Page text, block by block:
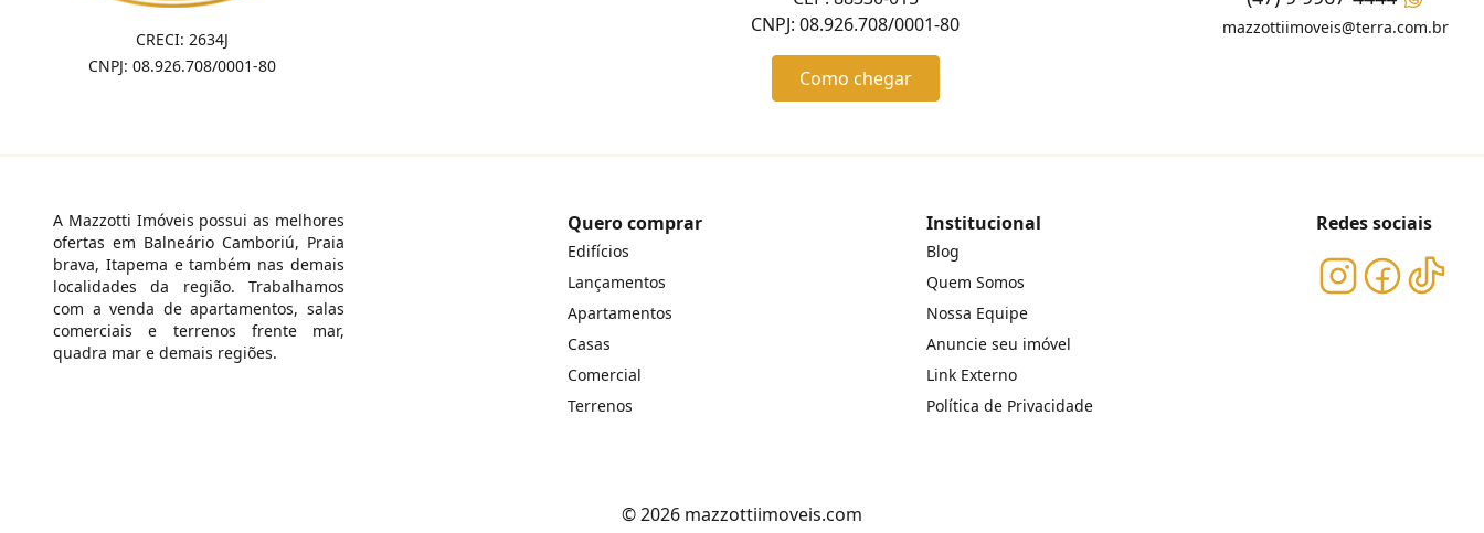
CRECI: 2634J
CNPJ: 08.926.708/0001-80
CNPJ: 08.926.708/0001-80
Como chegar
mazzottiimoveis@terra.com.br
A Mazzotti Imóveis possui as melhores
ofertas em Balneário Camboriú, Praia
brava, Itapema e também nas demais
localidades da região. Trabalhamos
com a venda de apartamentos, salas
comerciais e terrenos frente mar,
quadra mar e demais regiões.
Quero comprar
Edifícios
Lançamentos
Apartamentos
Casas
Comercial
Terrenos
Institucional
Blog
Quem Somos
Nossa Equipe
Anuncie seu imóvel
Link Externo
Política de Privacidade
Redes sociais
© 2026 mazzottiimoveis.com